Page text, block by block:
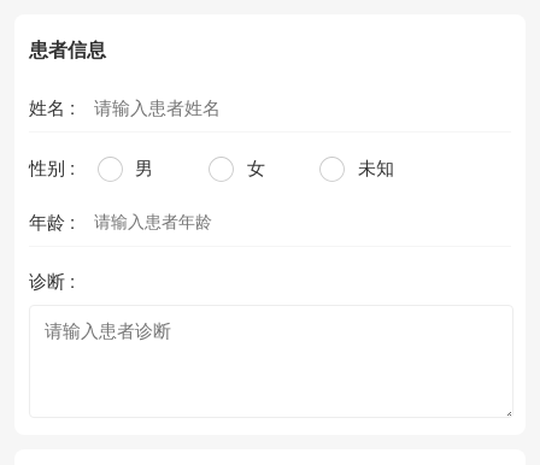
患者信息
姓名 :
性别 : 男 女 未知
年龄 :
诊断 :